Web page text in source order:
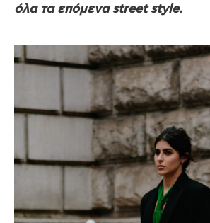
όλα τα επόμενα street style.